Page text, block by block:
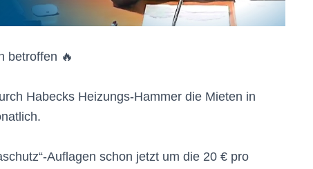
betroffen 🔥
Habecks Heizungs-Hammer die Mieten in
Auflagen schon jetzt um die 20 € pro